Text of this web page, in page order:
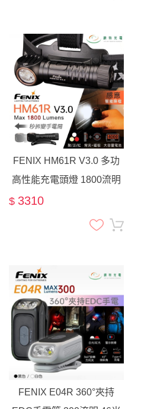
FENIX HM61R V3.0 多功
高性能充電頭燈 1800流明
195米 頭燈 附原廠18650電
池 尾部磁吸 磁吸充電 紅光
$ 3310
FENIX E04R 360°夾持